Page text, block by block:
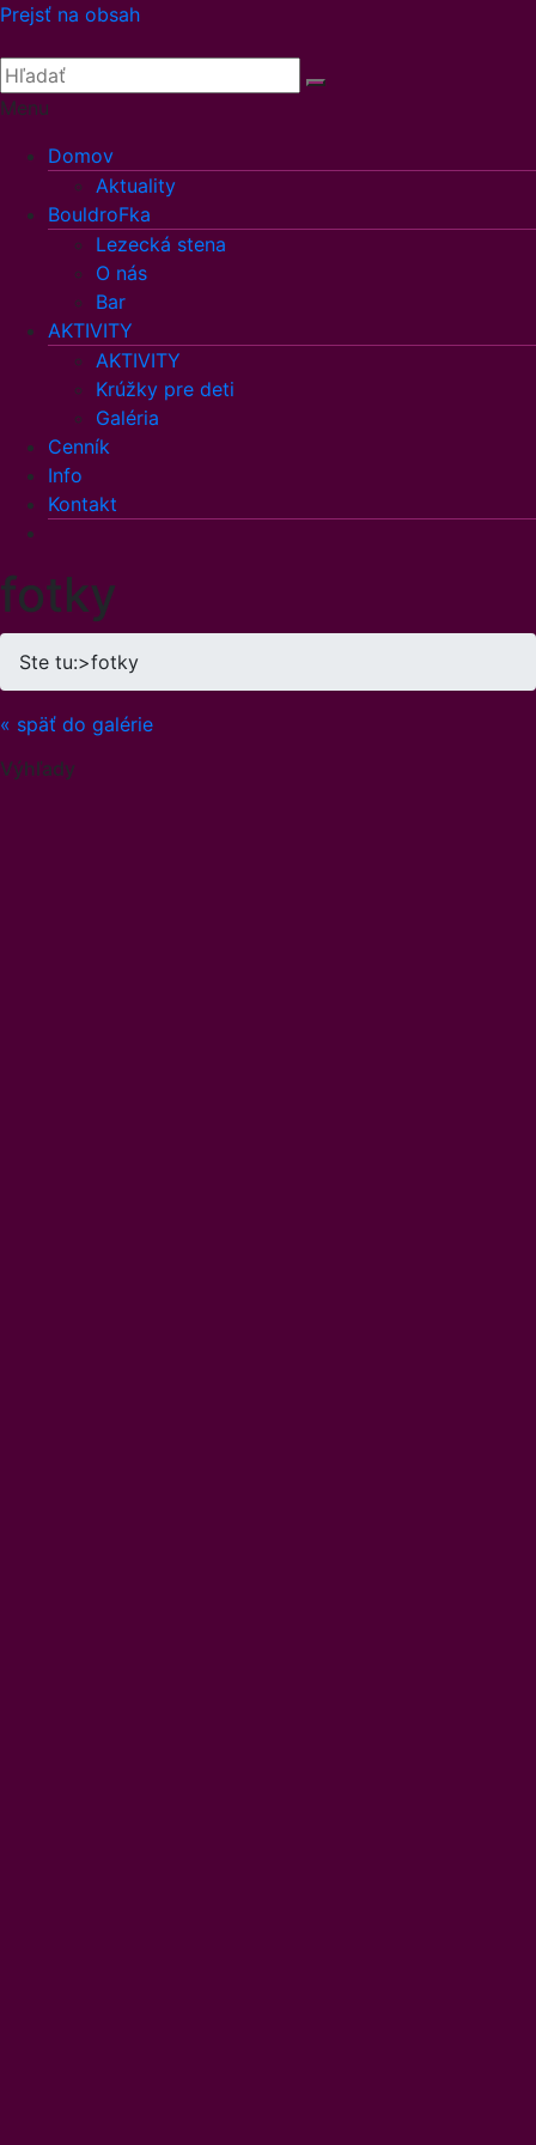
Prejsť na obsah
Menu
Domov
Aktuality
BouldroFka
Lezecká stena
O nás
Bar
AKTIVITY
AKTIVITY
Krúžky pre deti
Galéria
Cenník
Info
Kontakt
fotky
Ste tu:>fotky
« späť do galérie
Výhľady